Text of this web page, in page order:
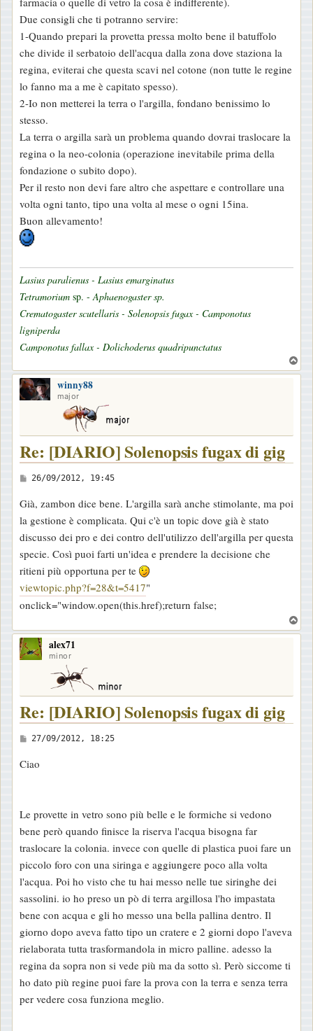
Due consigli che ti potranno servire:
1-Quando prepari la provetta pressa molto bene il batuffolo
che divide il serbatoio dell'acqua dalla zona dove staziona la
regina, eviterai che questa scavi nel cotone (non tutte le regine
lo fanno ma a me è capitato spesso).
2-Io non metterei la terra o l'argilla, fondano benissimo lo
stesso.
La terra o argilla sarà un problema quando dovrai traslocare la
regina o la neo-colonia (operazione inevitabile prima della
fondazione o subito dopo).
Per il resto non devi fare altro che aspettare e controllare una
volta ogni tanto, tipo una volta al mese o ogni 15ina.
Buon allevamento!
Lasius paralienus - Lasius emarginatus
Tetramorium sp. -Aphaenogaster sp.
Crematogaster scutellaris - Solenopsis fugax - Camponotus
ligniperda
Camponotus fallax - Dolichoderus quadripunctatus
o
winny88
major
Re: [DIARIO] Solenopsis fugax di gig
M
s
s
a
g
g
i
o
26/09/2012, 19:45
Già, zambon dice bene. L'argilla sarà anche stimolante, ma poi
la gestione è complicata. Qui c'è un topic dove già è stato
discusso dei pro e dei contro dell'utilizzo dell'argilla per questa
specie. Così puoi farti un'idea e prendere la decisione che
ritieni più opportuna per te
viewtopic.php?f=28&t=5417"
onclick="window.open(this.href);return false;
o
alex71
minor
Re: [DIARIO] Solenopsis fugax di gig
M
s
g
g
i
o
27/09/2012, 18:25
Ciao
Le provette in vetro sono più belle e le formiche si vedono
bene però quando finisce la riserva l'acqua bisogna far
traslocare la colonia. invece con quelle di plastica puoi fare un
piccolo foro con una siringa e aggiungere poco alla volta
l'acqua. Poi ho visto che tu hai messo nelle tue siringhe dei
sassolini. io ho preso un pò di terra argillosa l'ho impastata
bene con acqua e gli ho messo una bella pallina dentro. Il
giorno dopo aveva fatto tipo un cratere e 2 giorni dopo l'aveva
rielaborata tutta trasformandola in micro palline. adesso la
regina da sopra non si vede più ma da sotto sì. Però siccome ti
ho dato più regine puoi fare la prova con la terra e senza terra
per vedere cosa funziona meglio.